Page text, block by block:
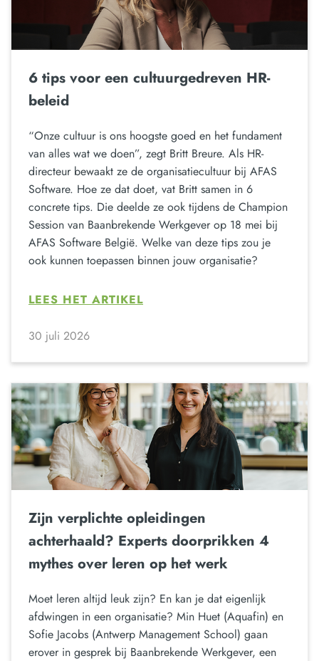
6 tips voor een cultuurgedreven HR-
beleid
“Onze cultuur is ons hoogste goed en het fundament
van alles wat we doen”, zegt Britt Breure. Als HR-
directeur bewaakt ze de organisatiecultuur bij AFAS
Software. Hoe ze dat doet, vat Britt samen in 6
concrete tips. Die deelde ze ook tijdens de Champion
Session van Baanbrekende Werkgever op 18 mei bij
AFAS Software België. Welke van deze tips zou je
ook kunnen toepassen binnen jouw organisatie?
LEES HET ARTIKEL
30 juli 2026
Zijn verplichte opleidingen
achterhaald? Experts doorprikken 4
mythes over leren op het werk
Moet leren altijd leuk zijn? En kan je dat eigenlijk
afdwingen in een organisatie? Min Huet (Aquafin) en
Sofie Jacobs (Antwerp Management School) gaan
erover in gesprek bij Baanbrekende Werkgever, een